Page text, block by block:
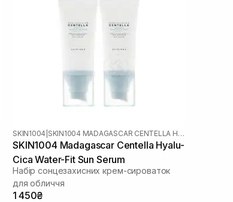
SKIN1004 SKIN1004 MADAGASCAR CENTELLA HYALU-CICA
SKIN1004 Madagascar Centella Hyalu-
Cica Water-Fit Sun Serum
Набір сонцезахисних крем-сироваток
для обличчя
1 450₴